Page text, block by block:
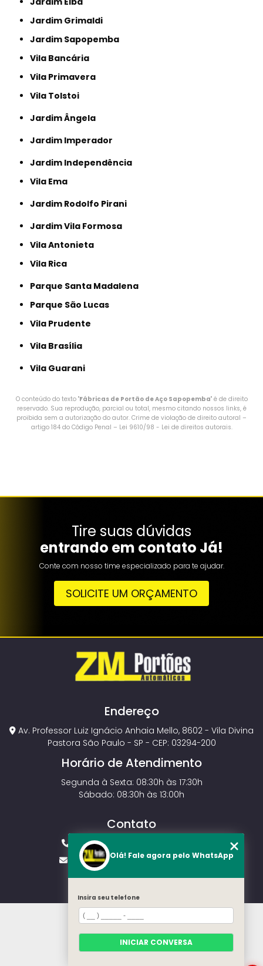
Jardim Grimaldi
Jardim Sapopemba
Vila Bancária
Vila Primavera
Vila Tolstoi
Jardim Ângela
Jardim Imperador
Jardim Independência
Vila Ema
Jardim Rodolfo Pirani
Jardim Vila Formosa
Vila Antonieta
Vila Rica
Parque Santa Madalena
Parque São Lucas
Vila Prudente
Vila Brasília
Vila Guarani
O conteúdo do texto "Fábricas de Portão de Aço Sapopemba" é de direito
reservado. Sua reprodução, parcial ou total, mesmo citando nossos links, é
proibida sem a autorização do autor. Crime de violação de direito autoral –
artigo 184 do Código Penal – Lei 9610/98 - Lei de direitos autorais.
Tire suas dúvidas
entrando em contato Já!
Conte com nosso time especializado para te ajudar.
SOLICITE UM ORÇAMENTO
Endereço
Av. Professor Luiz Ignácio Anhaia Mello, 8602 - Vila Divina
Pastora São Paulo - SP - CEP: 03294-200
Horário de Atendimento
Segunda à Sexta: 08:30h às 17:30h
Sábado: 08:30h às 13:00h
Contato
(11) 2143-4826
vendas.zmportoes@gmail.com
HOME
MODELOS
CONTATO
Olá! Fale agora pelo WhatsApp
Insira seu telefone
INICIAR CONVERSA